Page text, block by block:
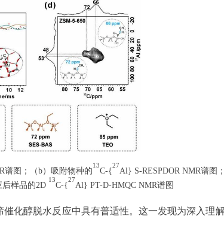
谱图；（b）吸附物种的
13
C-{
27
Al} S-RESPDOR NMR谱图
后样品的2D
13
C-{
27
Al} PT-D-HMQC NMR谱图
化醇脱水反应中具有普适性。这一发现为深入理